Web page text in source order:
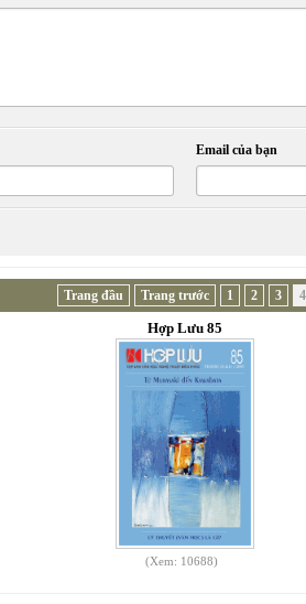
Email của bạn
Trang đầu Trang trước 1 2 3 4
Hợp Lưu 85
(Xem: 10688)